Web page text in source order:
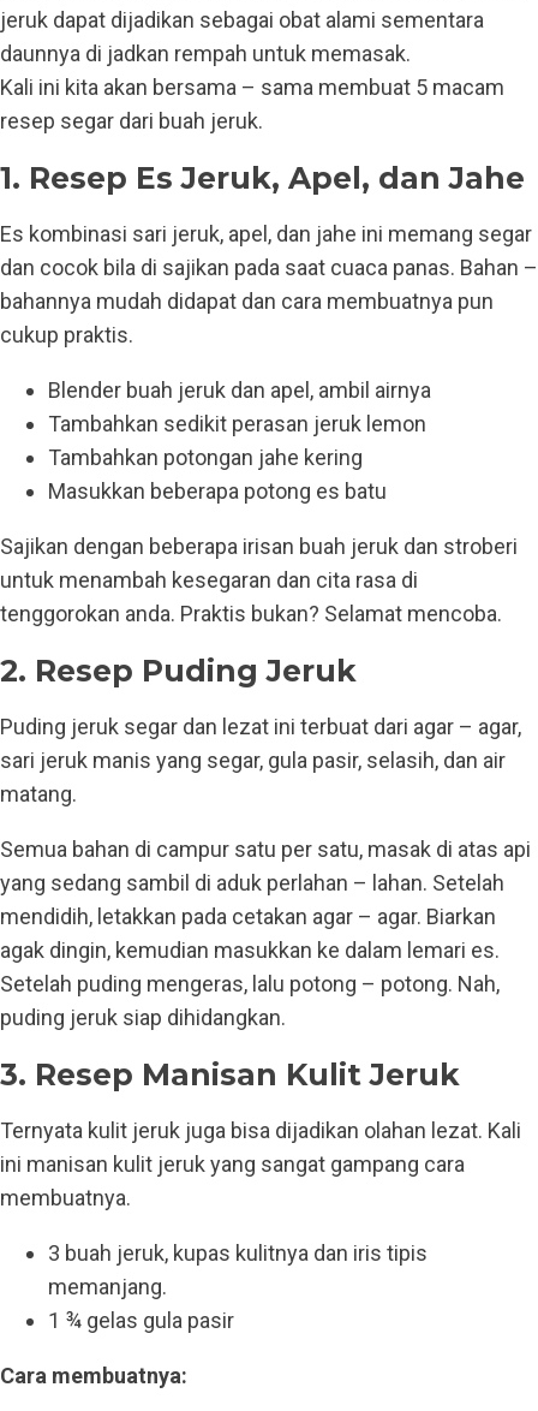
jeruk dapat dijadikan sebagai obat alami sementara
daunnya di jadkan rempah untuk memasak.
Kali ini kita akan bersama – sama membuat 5 macam
resep segar dari buah jeruk.
1. Resep Es Jeruk, Apel, dan Jahe
Es kombinasi sari jeruk, apel, dan jahe ini memang segar
dan cocok bila di sajikan pada saat cuaca panas. Bahan –
bahannya mudah didapat dan cara membuatnya pun
cukup praktis.
Blender buah jeruk dan apel, ambil airnya
Tambahkan sedikit perasan jeruk lemon
Tambahkan potongan jahe kering
Masukkan beberapa potong es batu
Sajikan dengan beberapa irisan buah jeruk dan stroberi
untuk menambah kesegaran dan cita rasa di
tenggorokan anda. Praktis bukan? Selamat mencoba.
2. Resep Puding Jeruk
Puding jeruk segar dan lezat ini terbuat dari agar – agar,
sari jeruk manis yang segar, gula pasir, selasih, dan air
matang.
Semua bahan di campur satu per satu, masak di atas api
yang sedang sambil di aduk perlahan – lahan. Setelah
mendidih, letakkan pada cetakan agar – agar. Biarkan
agak dingin, kemudian masukkan ke dalam lemari es.
Setelah puding mengeras, lalu potong – potong. Nah,
puding jeruk siap dihidangkan.
3. Resep Manisan Kulit Jeruk
Ternyata kulit jeruk juga bisa dijadikan olahan lezat. Kali
ini manisan kulit jeruk yang sangat gampang cara
membuatnya.
3 buah jeruk, kupas kulitnya dan iris tipis
memanjang.
1 ¾ gelas gula pasir
Cara membuatnya: